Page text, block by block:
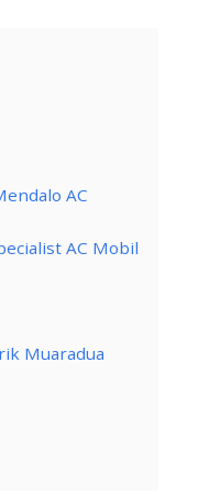
AC
AC Mobil
Muaradua